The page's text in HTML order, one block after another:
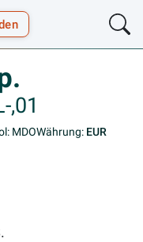
,01
MDOWährung: EUR